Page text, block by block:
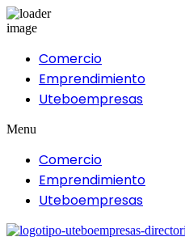
Comercio
Emprendimiento
Uteboempresas
Menu
Comercio
Emprendimiento
Uteboempresas